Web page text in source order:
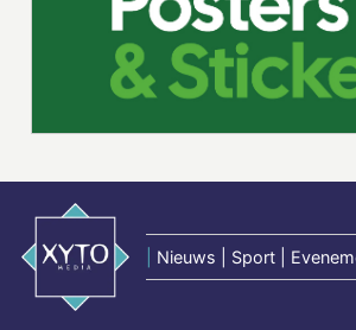
Nieuws | Sport |